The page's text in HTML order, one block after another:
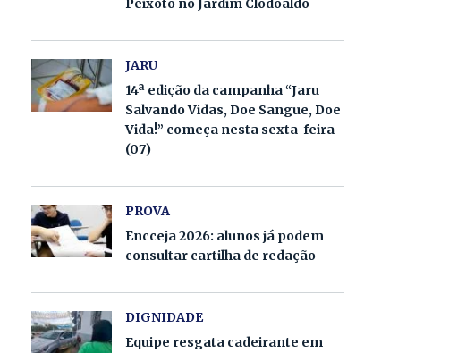
Peixoto no Jardim Clodoaldo
JARU
14ª edição da campanha “Jaru
Salvando Vidas, Doe Sangue, Doe
Vida!” começa nesta sexta-feira
(07)
PROVA
Encceja 2026: alunos já podem
consultar cartilha de redação
DIGNIDADE
Equipe resgata cadeirante em